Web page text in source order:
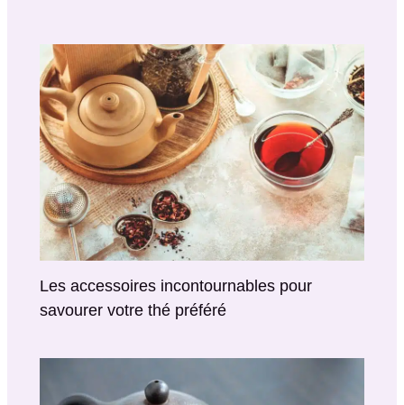
Les accessoires incontournables pour
savourer votre thé préféré